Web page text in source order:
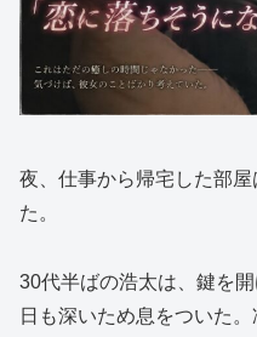
夜、仕事から帰宅した部
た。
30代半ばの浩太は、鍵を
日も深いため息をついた